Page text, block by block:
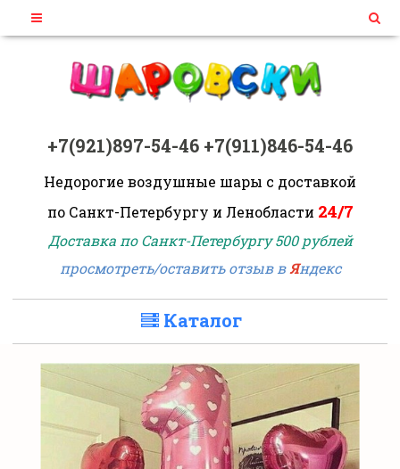
+7(921)897-54-46 +7(911)846-54-46
Недорогие воздушные шары с доставкой
по Санкт-Петербургу и Ленобласти 24/7
Доставка по Санкт-Петербургу 500 рублей
просмотреть/оставить отзыв вЯндекс
Каталог